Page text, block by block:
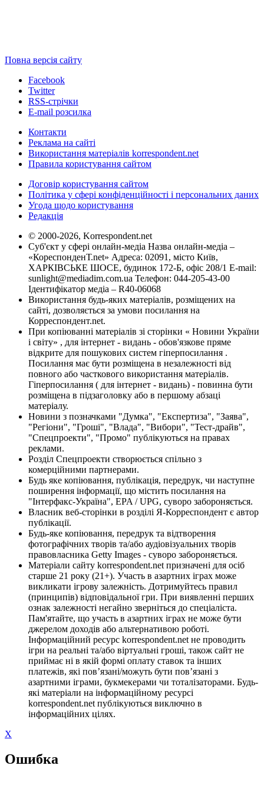
Повна версія сайту
Facebook
Twitter
RSS-стрічки
E-mail розсилка
Контакти
Реклама на сайті
Використання матеріалів korrespondent.net
Правила користування сайтом
Договір користування сайтом
Політика у сфері конфіденційності і персональних даних
Угода щодо користування
Редакція
© 2000-2026, Korrespondent.net
Суб'єкт у сфері онлайн-медіа Назва онлайн-медіа –
«КореспонденТ.net» Адреса: 02091, місто Київ,
ХАРКІВСЬКЕ ШОСЕ, будинок 172-Б, офіс 208/1 E-mail:
sunlight@mediadim.com.ua Телефон: 044-205-43-00
Ідентифікатор медіа – R40-06068
Використання будь-яких матеріалів, розміщених на
сайті, дозволяється за умови посилання на
Корреспондент.net.
При копіюванні матеріалів зі сторінки « Новини України
і світу» , для інтернет - видань - обов'язкове пряме
відкрите для пошукових систем гіперпосилання .
Посилання має бути розміщена в незалежності від
повного або часткового використання матеріалів.
Гіперпосилання ( для інтернет - видань) - повинна бути
розміщена в підзаголовку або в першому абзаці
матеріалу.
Новини з позначками "Думка", "Експертиза", "Заява",
"Регіони", "Гроші", "Влада", "Вибори", "Тест-драйв",
"Спецпроекти", "Промо" публікуються на правах
реклами.
Розділ Спецпроекти створюється спільно з
комерційними партнерами.
Будь яке копіювання, публікація, передрук, чи наступне
поширення інформації, що містить посилання на
"Інтерфакс-Україна", EPA / UPG, суворо забороняється.
Власник веб-сторінки в розділі Я-Корреспондент є автор
публікації.
Будь-яке копіювання, передрук та відтворення
фотографічних творів та/або аудіовізуальних творів
правовласника Getty Images - суворо забороняється.
Матеріали сайту korrespondent.net призначені для осіб
старше 21 року (21+). Участь в азартних іграх може
викликати ігрову залежність. Дотримуйтесь правил
(принципів) відповідальної гри. При виявленні перших
ознак залежності негайно зверніться до спеціаліста.
Пам'ятайте, що участь в азартних іграх не може бути
джерелом доходів або альтернативою роботі.
Інформаційний ресурс korrespondent.net не проводить
ігри на реальні та/або віртуальні гроші, також сайт не
приймає ні в якій формі оплату ставок та інших
платежів, які пов’язані/можуть бути пов’язані з
азартними іграми, букмекерами чи тоталізаторами. Будь-
які матеріали на інформаційному ресурсі
korrespondent.net публікуються виключно в
інформаційних цілях.
X
Ошибка